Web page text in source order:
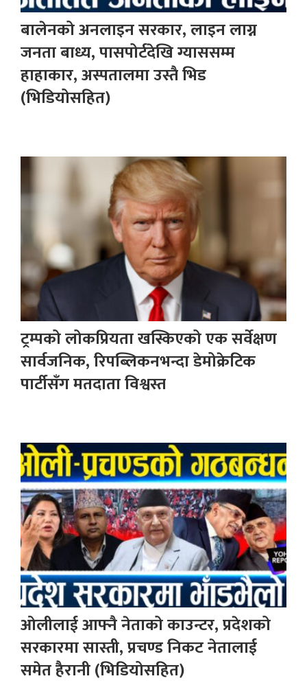
बालेनको अनलाइन सरकार, लाइन लाग्न
जनता बाध्य, पासपोर्टदेखि ग्याससम्म
हाहाकार, अस्पतालमा उस्तै भिड
(भिडियोसहित)
ट्रम्पको लोकप्रियता खस्किएको एक सर्वेक्षण
सार्वजनिक, रिपब्लिकनभन्दा डेमोक्रेटिक
पार्टीसँग मतदाता विश्वस्त
ओलीलाई आफ्नै नेताको काउन्टर, प्रदेशको
सरकारमा सास्ती, प्रचण्ड निकट नेतालाई
समेत हैरानी (भिडियोसहित)